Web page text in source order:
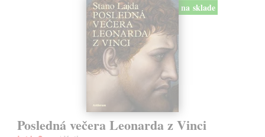
na sklade
Posledná večera Leonarda z Vinci